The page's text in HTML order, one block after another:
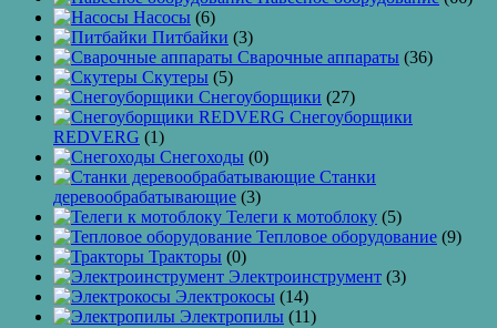
Насосы (6)
Питбайки (3)
Сварочные аппараты (36)
Скутеры (5)
Снегоуборщики (27)
Снегоуборщики
REDVERG (1)
Снегоходы (0)
Станки
деревообрабатывающие (3)
Телеги к мотоблоку (5)
Тепловое оборудование (9)
Тракторы (0)
Электроинструмент (3)
Электрокосы (14)
Электропилы (11)